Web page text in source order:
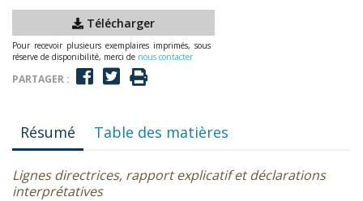
Télécharger
Pour recevoir plusieurs exemplaires imprimés, sous
réserve de disponibilité, merci de nous contacter
PARTAGER :
Résumé Table des matières
Lignes directrices, rapport explicatif et déclarations
interprétatives